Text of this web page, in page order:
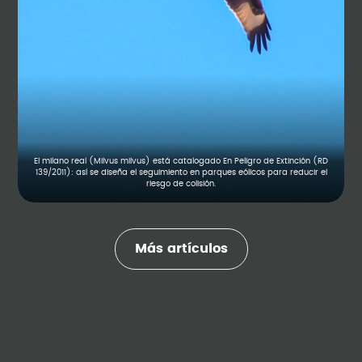
El milano real (Milvus milvus) está catalogado En Peligro de Extinción (RD
139/2011): así se diseña el seguimiento en parques eólicos para reducir el
riesgo de colisión.
Más artículos